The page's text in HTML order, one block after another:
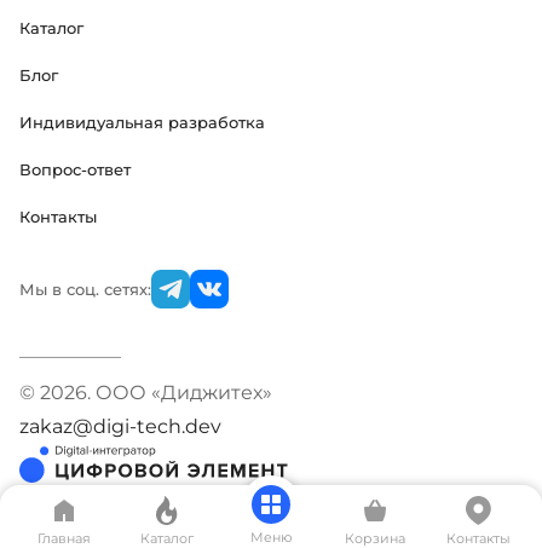
Каталог
Блог
Индивидуальная разработка
Вопрос-ответ
Контакты
Мы в соц. сетях:
© 2026. ООО «Диджитех»
zakaz@digi-tech.dev
Главная Каталог Меню Корзина Контакты